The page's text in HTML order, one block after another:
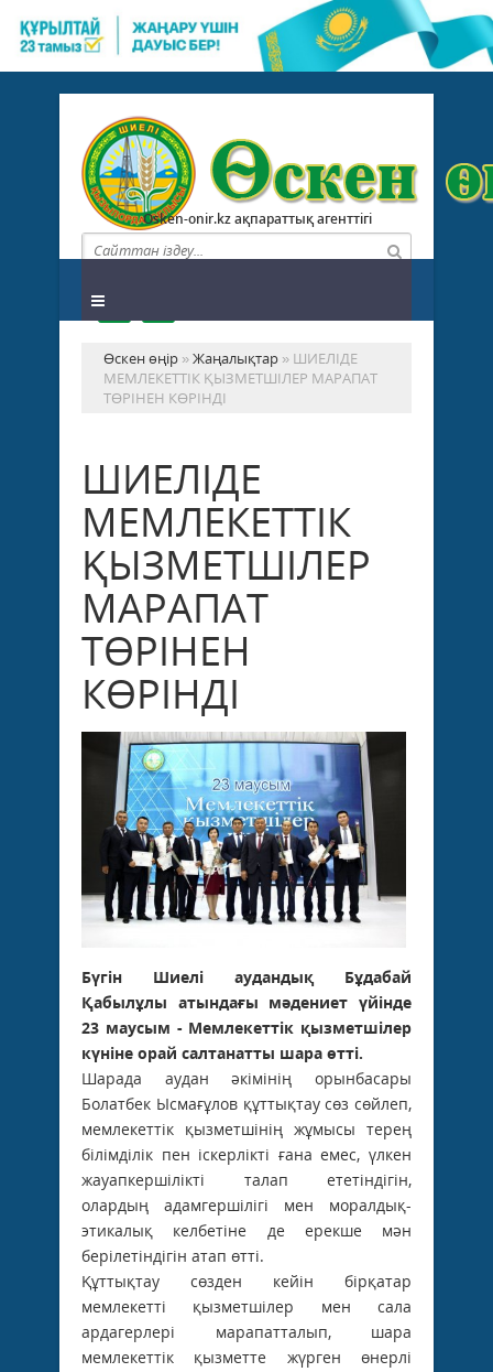
Osken-onir.kz ақпараттық агенттігі
Өскен өңір »Жаңалықтар » ШИЕЛІДЕ
МЕМЛЕКЕТТІК ҚЫЗМЕТШІЛЕР МАРАПАТ
ТӨРІНЕН КӨРІНДІ
ШИЕЛІДЕ
МЕМЛЕКЕТТІК
ҚЫЗМЕТШІЛЕР
МАРАПАТ
ТӨРІНЕН
КӨРІНДІ
Бүгін Шиелі аудандық Бұдабай
Қабылұлы атындағы мәдениет үйінде
23 маусым - Мемлекеттік қызметшілер
күніне орай салтанатты шара өтті.
Шарада аудан әкімінің орынбасары
Болатбек Ысмағұлов құттықтау сөз сөйлеп,
мемлекеттік қызметшінің жұмысы терең
білімділік пен іскерлікті ғана емес, үлкен
жауапкершілікті талап ететіндігін,
олардың адамгершілігі мен моралдық-
этикалық келбетіне де ерекше мән
берілетіндігін атап өтті.
Құттықтау сөзден кейін бірқатар
мемлекетті қызметшілер мен сала
ардагерлері марапатталып, шара
мемлекеттік қызметте жүрген өнерлі